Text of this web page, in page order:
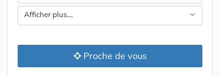
Afficher plus....
Proche de vous